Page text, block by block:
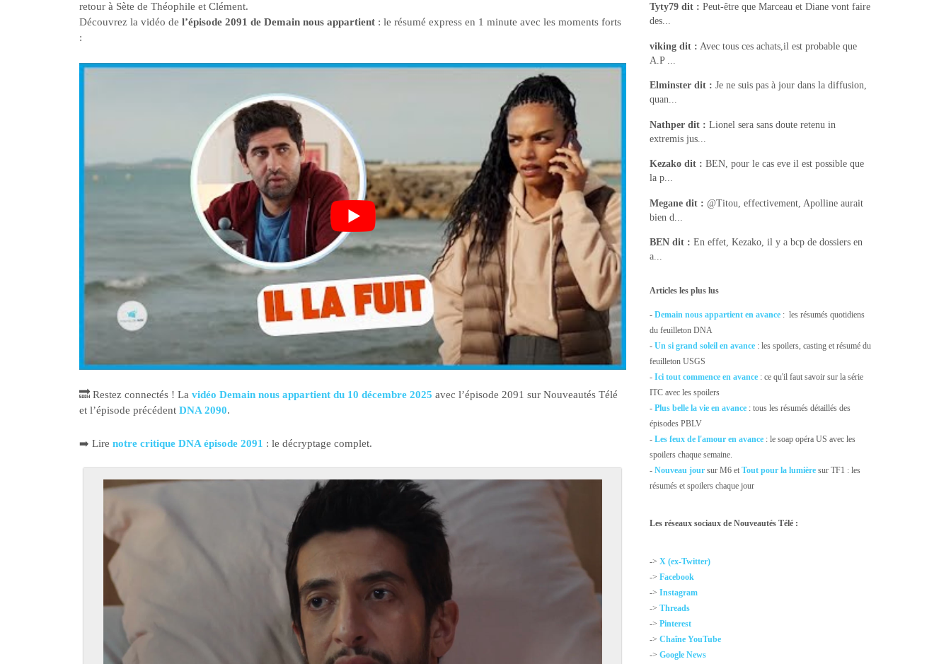
retour à Sète de Théophile et Clément.
Découvrez la vidéo de l’épisode 2091 de Demain nous appartient : le résumé express en 1 minute avec les moments forts
:
🔜 Restez connectés ! La vidéo Demain nous appartient du 10 décembre 2025 avec l’épisode 2091 sur Nouveautés Télé
et l’épisode précédent DNA 2090.
➡️ Lire notre critique DNA épisode 2091 : le décryptage complet.
Tyty79 dit : Peut-être que Marceau et Diane vont faire
des...
viking dit : Avec tous ces achats,il est probable que
A.P ...
Elminster dit : Je ne suis pas à jour dans la diffusion,
quan...
Nathper dit : Lionel sera sans doute retenu in
extremis jus...
Kezako dit : BEN, pour le cas eve il est possible que
la p...
Megane dit : @Titou, effectivement, Apolline aurait
bien d...
BEN dit : En effet, Kezako, il y a bcp de dossiers en
a...
Articles les plus lus
-Demain nous appartient en avance : les résumés quotidiens
du feuilleton DNA
-Un si grand soleil en avance : les spoilers, casting et résumé du
feuilleton USGS
-Ici tout commence en avance : ce qu'il faut savoir sur la série
ITC avec les spoilers
- Plus belle la vie en avance : tous les résumés détaillés des
épisodes PBLV
-Les feux de l'amour en avance : le soap opéra US avec les
spoilers chaque semaine.
-Nouveau jour sur M6 etTout pour la lumière sur TF1 : les
résumés et spoilers chaque jour
Les réseaux sociaux de Nouveautés Télé :
->X (ex-Twitter)
->Facebook
->Instagram
->Threads
->Pinterest
->Chaîne YouTube
->Google News